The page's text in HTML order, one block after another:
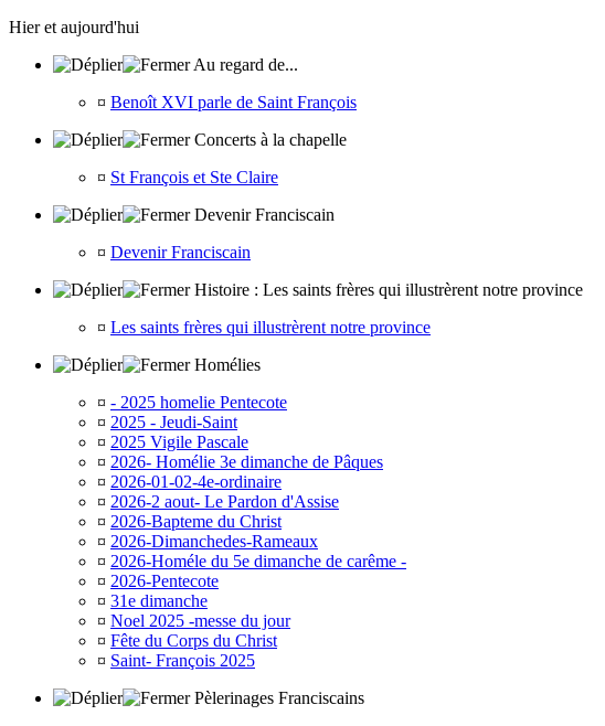
Hier et aujourd'hui
Au regard de...
¤ Benoît XVI parle de Saint François
Concerts à la chapelle
¤ St François et Ste Claire
Devenir Franciscain
¤ Devenir Franciscain
Histoire : Les saints frères qui illustrèrent notre province
¤ Les saints frères qui illustrèrent notre province
Homélies
¤ - 2025 homelie Pentecote
¤ 2025 - Jeudi-Saint
¤ 2025 Vigile Pascale
¤ 2026- Homélie 3e dimanche de Pâques
¤ 2026-01-02-4e-ordinaire
¤ 2026-2 aout- Le Pardon d'Assise
¤ 2026-Bapteme du Christ
¤ 2026-Dimanchedes-Rameaux
¤ 2026-Homéle du 5e dimanche de carême -
¤ 2026-Pentecote
¤ 31e dimanche
¤ Noel 2025 -messe du jour
¤ Fête du Corps du Christ
¤ Saint- François 2025
Pèlerinages Franciscains